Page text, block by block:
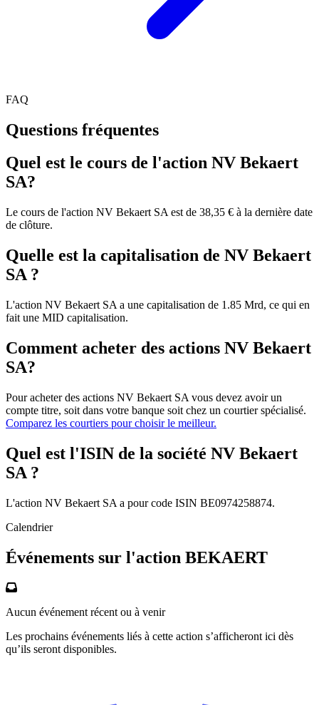
FAQ
Questions fréquentes
Quel est le cours de l'action NV Bekaert
SA?
Le cours de l'action NV Bekaert SA est de 38,35 € à la dernière date
de clôture.
Quelle est la capitalisation de NV Bekaert
SA ?
L'action NV Bekaert SA a une capitalisation de 1.85 Mrd, ce qui en
fait une MID capitalisation.
Comment acheter des actions NV Bekaert
SA?
Pour acheter des actions NV Bekaert SA vous devez avoir un
compte titre, soit dans votre banque soit chez un courtier spécialisé.
Comparez les courtiers pour choisir le meilleur.
Quel est l'ISIN de la société NV Bekaert
SA ?
L'action NV Bekaert SA a pour code ISIN BE0974258874.
Calendrier
Événements sur l'action BEKAERT
Aucun événement récent ou à venir
Les prochains événements liés à cette action s’afficheront ici dès
qu’ils seront disponibles.